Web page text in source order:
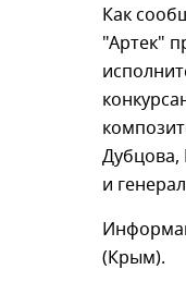
Как
"Артек"
Дубцова,
и
(Крым).